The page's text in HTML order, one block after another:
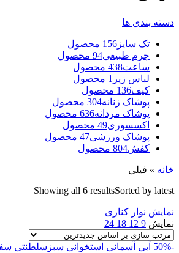
دسته بندی ها
تک سایز 156 محصول
چرم طبیعی94 محصول
ساعت438 محصول
لباس زیر 1 محصول
کیف136 محصول
پوشاک زنانه304 محصول
پوشاک مردانه636 محصول
اکسسوری49 محصول
پوشاک ورزشی47 محصول
کفش804 محصول
خانه » فیلی
Showing all 6 resultsSorted by latest
نمایش نوار کناری
نمایش 9
12
18
24
-50% آبی آسمانی استخوانی سبزسلطنتی